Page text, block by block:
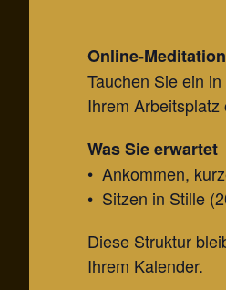
Online-
Tauchen Sie ein
Ihrem
Was Sie erwartet
• Ankommen,
• Sitzen in Stille
Diese Struktur
Ihrem Kalender.